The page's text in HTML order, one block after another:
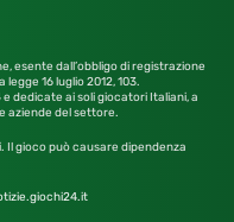
esente dall’obbligo di registrazione
legge 16 luglio 2012,103.
dedicate ai soli giocatori Italiani, a
aziende del settore.
Il gioco può causare dipendenza